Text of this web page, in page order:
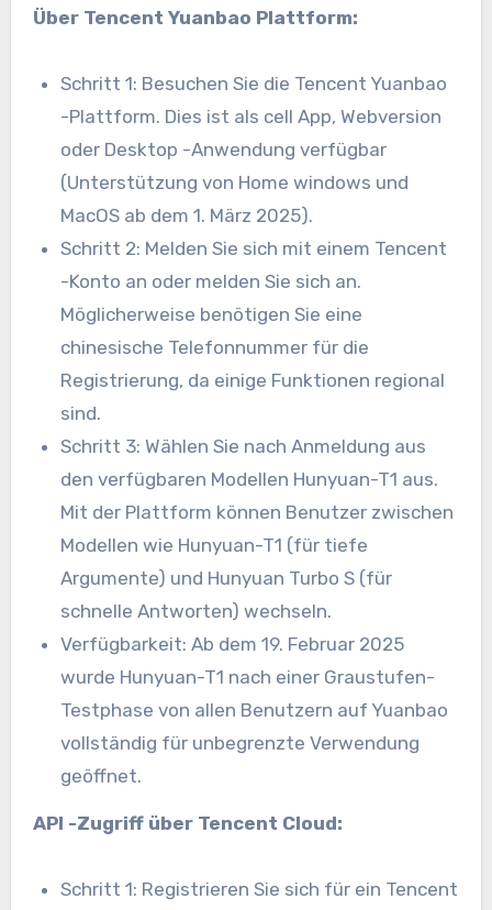
Über Tencent Yuanbao Plattform:
Schritt 1: Besuchen Sie die Tencent Yuanbao
-Plattform. Dies ist als cell App, Webversion
oder Desktop -Anwendung verfügbar
(Unterstützung von Home windows und
MacOS ab dem 1. März 2025).
Schritt 2: Melden Sie sich mit einem Tencent
-Konto an oder melden Sie sich an.
Möglicherweise benötigen Sie eine
chinesische Telefonnummer für die
Registrierung, da einige Funktionen regional
sind.
Schritt 3: Wählen Sie nach Anmeldung aus
den verfügbaren Modellen Hunyuan-T1 aus.
Mit der Plattform können Benutzer zwischen
Modellen wie Hunyuan-T1 (für tiefe
Argumente) und Hunyuan Turbo S (für
schnelle Antworten) wechseln.
Verfügbarkeit: Ab dem 19. Februar 2025
wurde Hunyuan-T1 nach einer Graustufen-
Testphase von allen Benutzern auf Yuanbao
vollständig für unbegrenzte Verwendung
geöffnet.
API -Zugriff über Tencent Cloud:
Schritt 1: Registrieren Sie sich für ein Tencent